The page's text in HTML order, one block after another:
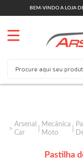
BEM-VINDO A LOJA
Arsenal
Car
Mecânica
Moto
Pastilha